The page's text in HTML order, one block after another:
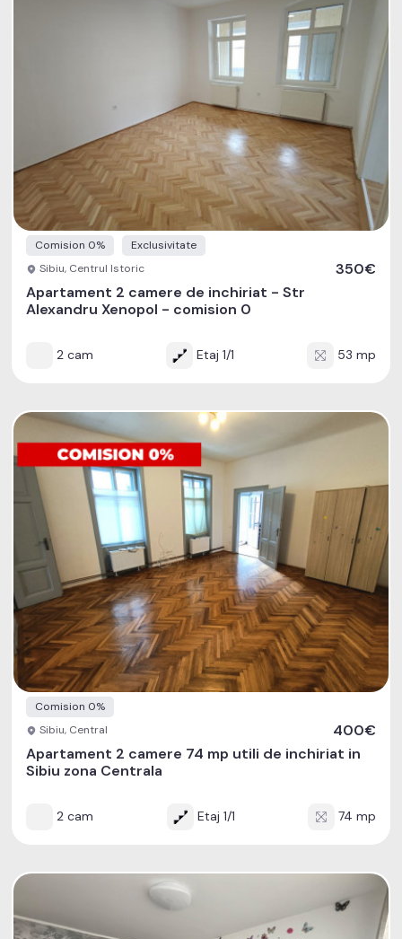
Comision 0%
Exclusivitate
Sibiu, Centrul Istoric
350€
Apartament 2 camere de inchiriat - Str
Alexandru Xenopol - comision 0
2 cam Etaj 1/1 53 mp
Comision 0%
Sibiu, Central
400€
Apartament 2 camere 74 mp utili de inchiriat in
Sibiu zona Centrala
2 cam Etaj 1/1 74 mp